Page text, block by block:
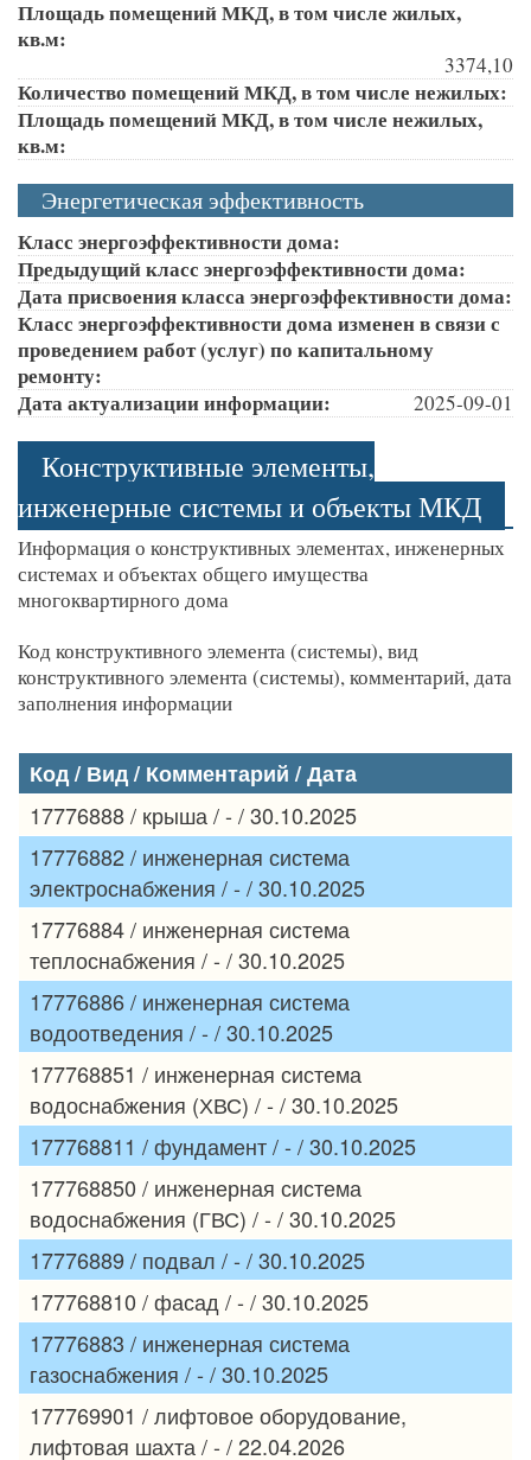
Площадь помещений МКД, в том числе жилых,
кв.м:
3374,10
Количество помещений МКД, в том числе нежилых:
Площадь помещений МКД, в том числе нежилых,
кв.м:
Энергетическая эффективность
Класс энергоэффективности дома:
Предыдущий класс энергоэффективности дома:
Дата присвоения класса энергоэффективности дома:
Класс энергоэффективности дома изменен в связи с
проведением работ (услуг) по капитальному
ремонту:
Дата актуализации информации:
2025-09-01
Конструктивные элементы,
инженерные системы и объекты МКД
Информация о конструктивных элементах, инженерных
системах и объектах общего имущества
многоквартирного дома
Код конструктивного элемента (системы), вид
конструктивного элемента (системы), комментарий, дата
заполнения информации
Код / Вид / Комментарий / Дата
17776888 / крыша / - / 30.10.2025
17776882 / инженерная система
электроснабжения / - / 30.10.2025
17776884 / инженерная система
теплоснабжения / - / 30.10.2025
17776886 / инженерная система
водоотведения / - / 30.10.2025
177768851 / инженерная система
водоснабжения (ХВС) / - / 30.10.2025
177768811 / фундамент / - / 30.10.2025
177768850 / инженерная система
водоснабжения (ГВС) / - / 30.10.2025
17776889 / подвал / - / 30.10.2025
177768810 / фасад / - / 30.10.2025
17776883 / инженерная система
газоснабжения / - / 30.10.2025
177769901 / лифтовое оборудование,
лифтовая шахта / - / 22.04.2026